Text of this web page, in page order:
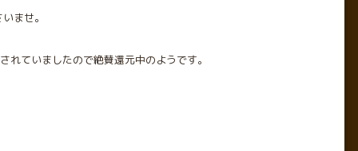
ませ。
ていましたので絶賛還元中のようです。